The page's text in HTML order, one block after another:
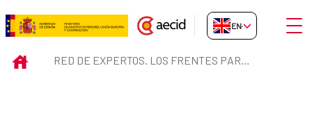
Skip to Main Content
RED de Expertos. Los frentes
EN-GB
INICIO RED DE EXPERTOS. LOS FRENTES PARLAMENTARIOS Y CÓMO CONVERTIR LA LUCHA CONTRA EL HAMBRE EN UNA CUESTIÓN DE ESTADO